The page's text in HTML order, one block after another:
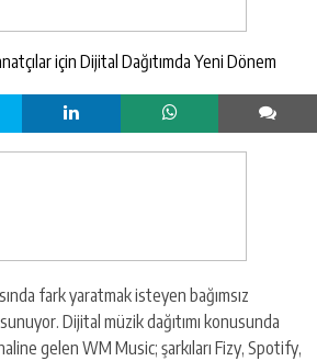
fark yaratmak isteyen bağımsız
Dijital müzik dağıtımı konusunda
gelen WM Music; şarkıları Fizy, Spotify,